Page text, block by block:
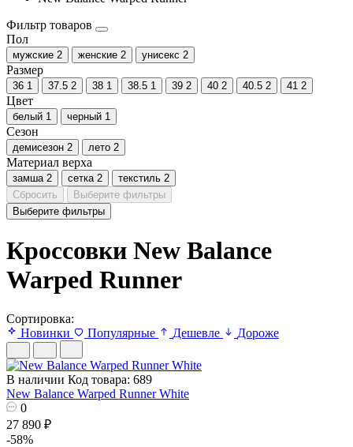
Фильтр товаров
Пол
мужские 2 женские 2 унисекс 2
Размер
36 1 37.5 2 38 1 38.5 1 39 2 40 2 40.5 2 41 2
Цвет
белый 1 черный 1
Сезон
демисезон 2 лето 2
Материал верха
замша 2 сетка 2 текстиль 2
Сбросить
Выберите фильтры
Выберите фильтры
Кроссовки New Balance
Warped Runner
Сортировка:
Новинки
Популярные Дешевле Дороже
В наличии Код товара: 689
New Balance Warped Runner White
0
27 890 ₽
-58%